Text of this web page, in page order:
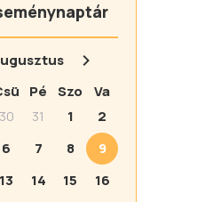
Pé Szo
Va
30 31 1
2
6 7 8
9
13 14 15
16